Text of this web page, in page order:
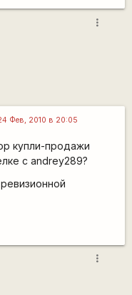
more_vert
Фев, 2010 в 20:05
купли-продажи
с andrey289?
more_vert